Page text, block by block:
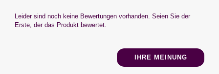
Leider sind noch keine Bewertungen vorhanden. Seien Sie der
Erste, der das Produkt bewertet.
IHRE MEINUNG